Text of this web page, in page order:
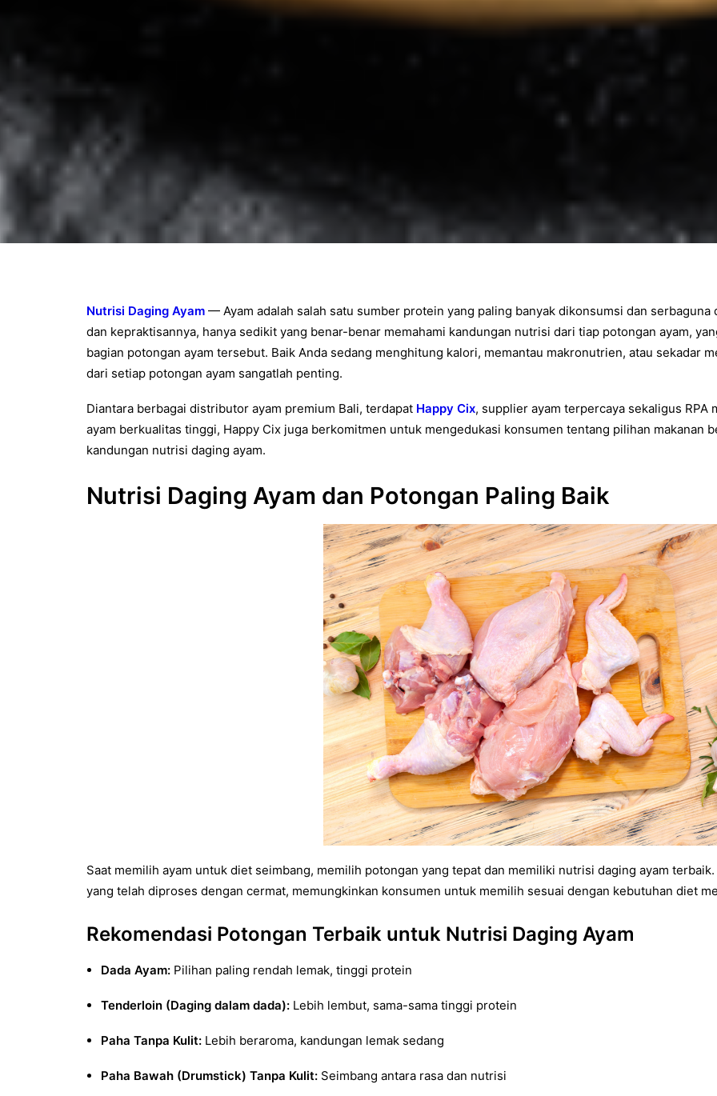
Nutrisi Daging Ayam — Ayam adalah salah satu sumber protein yang paling banyak dikonsumsi dan
dan kepraktisannya, hanya sedikit yang benar-benar memahami kandungan nutrisi dari tiap potongan ayam,
bagian potongan ayam tersebut. Baik Anda sedang menghitung kalori, memantau makronutrien, atau sekadar
dari setiap potongan ayam sangatlah penting.
Diantara berbagai distributor ayam premium Bali, terdapat Happy Cix, supplier ayam terpercaya sekaligus
ayam berkualitas tinggi, Happy Cix juga berkomitmen untuk mengedukasi konsumen tentang pilihan makanan
kandungan nutrisi daging ayam.
Nutrisi Daging Ayam dan Potongan Paling Baik
Saat memilih ayam untuk diet seimbang, memilih potongan yang tepat dan memiliki nutrisi daging ayam
yang telah diproses dengan cermat, memungkinkan konsumen untuk memilih sesuai dengan kebutuhan diet
Rekomendasi Potongan Terbaik untuk Nutrisi Daging Ayam
Dada Ayam: Pilihan paling rendah lemak, tinggi protein
Tenderloin (Daging dalam dada): Lebih lembut, sama-sama tinggi protein
Paha Tanpa Kulit: Lebih beraroma, kandungan lemak sedang
Paha Bawah (Drumstick) Tanpa Kulit: Seimbang antara rasa dan nutrisi